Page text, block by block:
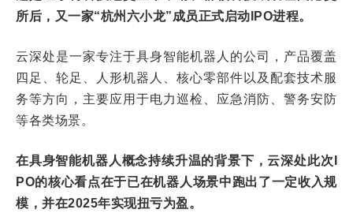
所后，又一家“杭州六小龙”成员正式启动IPO进程。
云深处是一家专注于具身智能机器人的公司，产品覆盖
四足、轮足、人形机器人、核心零部件以及配套技术服
务等方向，主要应用于电力巡检、应急消防、警务安防
等各类场景。
在具身智能机器人概念持续升温的背景下，云深处此次I
PO的核心看点在于已在机器人场景中跑出了一定收入规
模，并在2025年实现扭亏为盈。